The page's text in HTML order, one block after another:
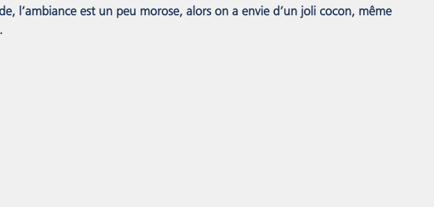
l’ambiance est un peu morose, alors on a envie d’un joli cocon, même